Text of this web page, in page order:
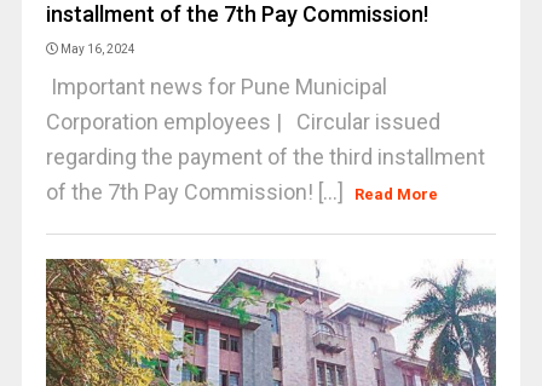
installment of the 7th Pay Commission!
May 16, 2024
Important news for Pune Municipal
Corporation employees | Circular issued
regarding the payment of the third installment
of the 7th Pay Commission! [...]
Read More